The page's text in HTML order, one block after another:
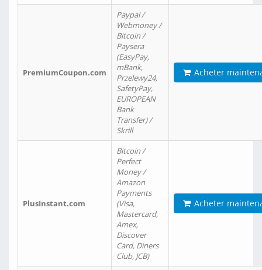
PremiumCoupon.com
Paypal /
Webmoney /
Bitcoin /
Paysera
(EasyPay,
mBank,
Przelewy24,
SafetyPay,
EUROPEAN
Bank
Transfer) /
Skrill
Acheter
PlusInstant.com
Bitcoin /
Perfect
Money /
Amazon
Payments
(Visa,
Mastercard,
Amex,
Discover
Card, Diners
Club, JCB)
Acheter